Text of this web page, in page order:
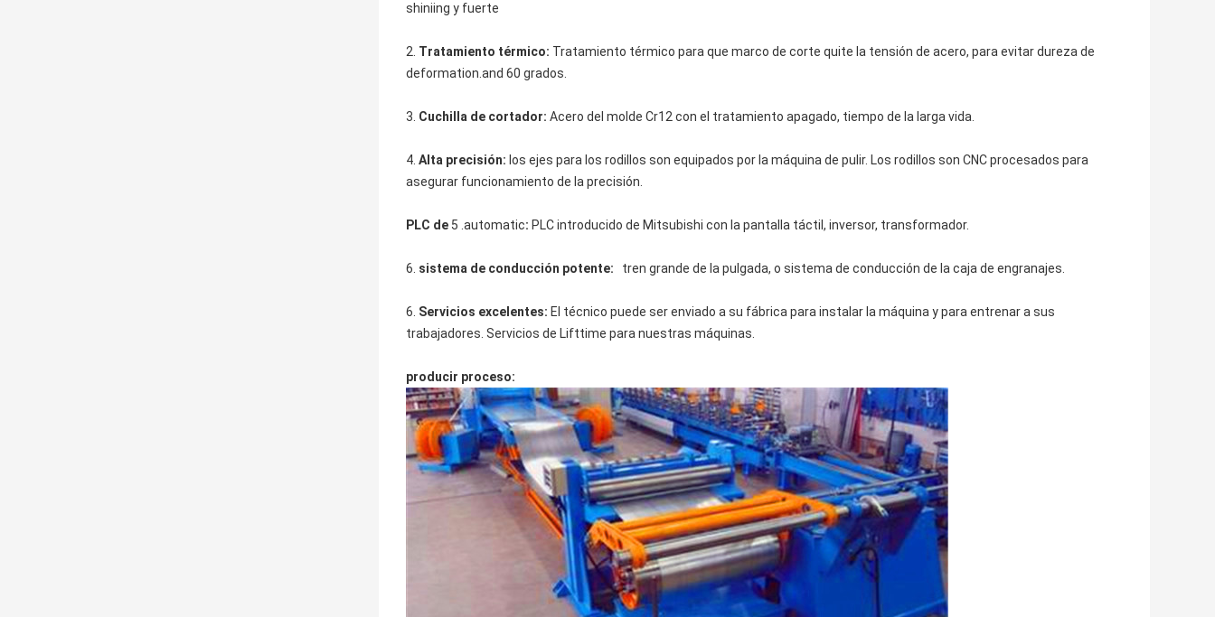
shiniing y fuerte
2. Tratamiento térmico: Tratamiento térmico para que marco de corte quite la tensión de acero, para evitar dureza de
deformation.and 60 grados.
3. Cuchilla de cortador: Acero del molde Cr12 con el tratamiento apagado, tiempo de la larga vida.
4. Alta precisión: los ejes para los rodillos son equipados por la máquina de pulir. Los rodillos son CNC procesados para
asegurar funcionamiento de la precisión.
PLC de 5 .automatic: PLC introducido de Mitsubishi con la pantalla táctil, inversor, transformador.
6. sistema de conducción potente: tren grande de la pulgada, o sistema de conducción de la caja de engranajes.
6. Servicios excelentes: El técnico puede ser enviado a su fábrica para instalar la máquina y para entrenar a sus
trabajadores. Servicios de Lifttime para nuestras máquinas.
producir proceso: